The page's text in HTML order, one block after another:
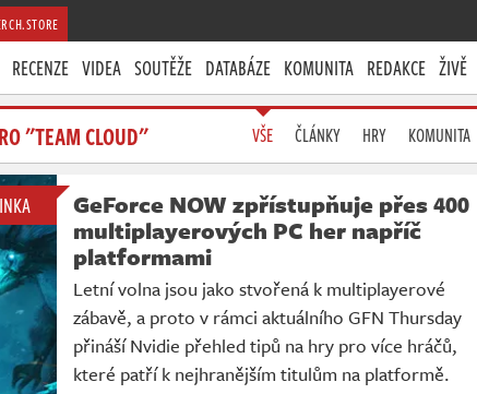
RECENZE VIDEA SOUTĚŽE DATABÁZE KOMUNITA REDAKCE ŽIVĚ
"TEAM CLOUD" VŠE ČLÁNKY HRY KOMUNITA
GeForce NOW zpřístupňuje přes 400
multiplayerových PC her napříč
platformami
Letní volna jsou jako stvořená k multiplayerové
zábavě, a proto v rámci aktuálního GFN Thursday
přináší Nvidie přehled tipů na hry pro více hráčů,
které patří k nejhranějším titulům na platformě.